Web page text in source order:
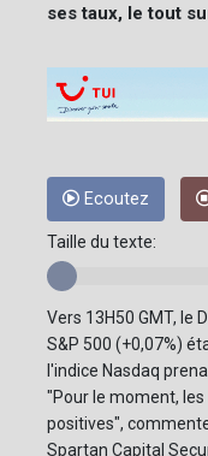
ses taux, le tout
Ecoutez
Taille du texte:
Vers 13H50 GMT, le
S&P 500 (+0,07%)
l'indice Nasdaq
"Pour le moment,
positives",
Spartan Capital